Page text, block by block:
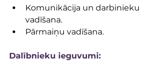
Komunikācija un darbinieku
vadīšana.
Pārmaiņu vadīšana.
Dalībnieku ieguvumi: